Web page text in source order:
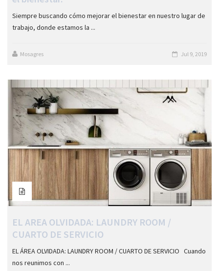
Siempre buscando cómo mejorar el bienestar en nuestro lugar de
trabajo, donde estamos la ...
Mosagres Jul 9, 2019
EL AREA OLVIDADA: LAUNDRY ROOM /
CUARTO DE SERVICIO
EL ÁREA OLVIDADA: LAUNDRY ROOM / CUARTO DE SERVICIO Cuando
nos reunimos con ...